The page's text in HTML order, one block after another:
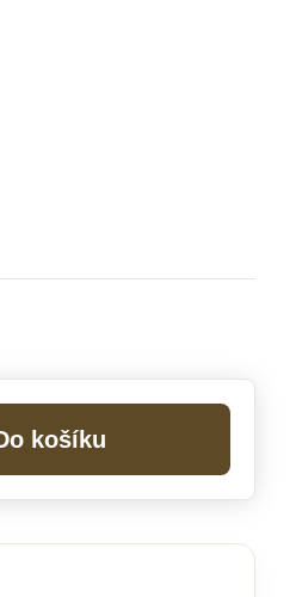
Do košíku